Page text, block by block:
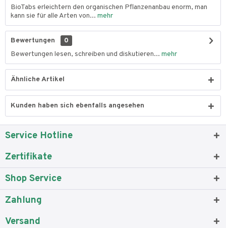
BioTabs erleichtern den organischen Pflanzenanbau enorm, man
kann sie für alle Arten von... mehr
Bewertungen
0
Bewertungen lesen, schreiben und diskutieren... mehr
Ähnliche Artikel
Kunden haben sich ebenfalls angesehen
Service Hotline
Zertifikate
Shop Service
Zahlung
Versand